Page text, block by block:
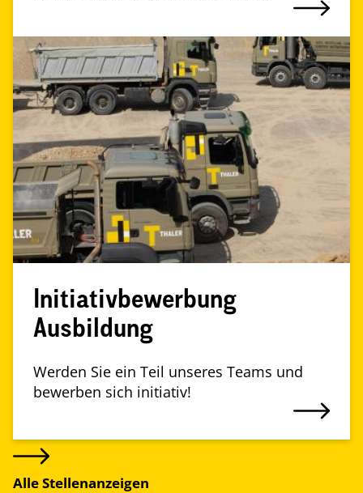
Initiativbewerbung
Ausbildung
Werden Sie ein Teil unseres Teams und
bewerben sich initiativ!
Alle Stellenanzeigen